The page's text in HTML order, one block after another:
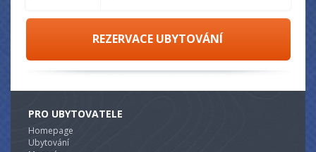
REZERVACE UBYTOVÁNÍ
PRO UBYTOVATELE
Homepage
Ubytování